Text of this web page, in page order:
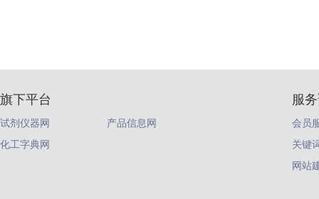
旗下平台
试剂仪器网
产品信息网
化工字典网
服
会员
关键
网站